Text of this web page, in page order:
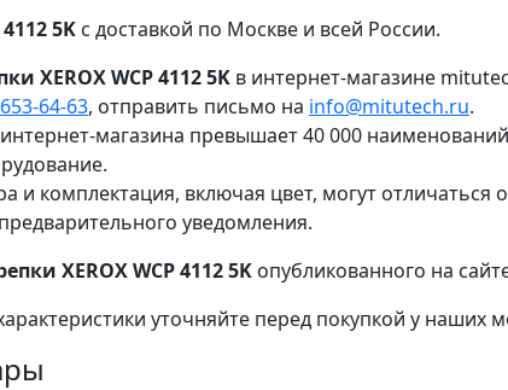
5K с доставкой по Москве и всей России.
XEROX WCP 4112 5K в интернет-магазине
64-63, отправить письмо на info@mitutech.ru.
магазина превышает 40 000
и комплектация, включая цвет, могут
уведомления.
XEROX WCP 4112 5K опубликованного на
уточняйте перед покупкой у наших